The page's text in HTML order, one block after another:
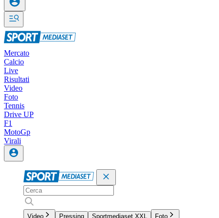
Mercato
Calcio
Live
Risultati
Video
Foto
Tennis
Drive UP
F1
MotoGp
Virali
Video Pressing Sportmediaset XXL
Foto